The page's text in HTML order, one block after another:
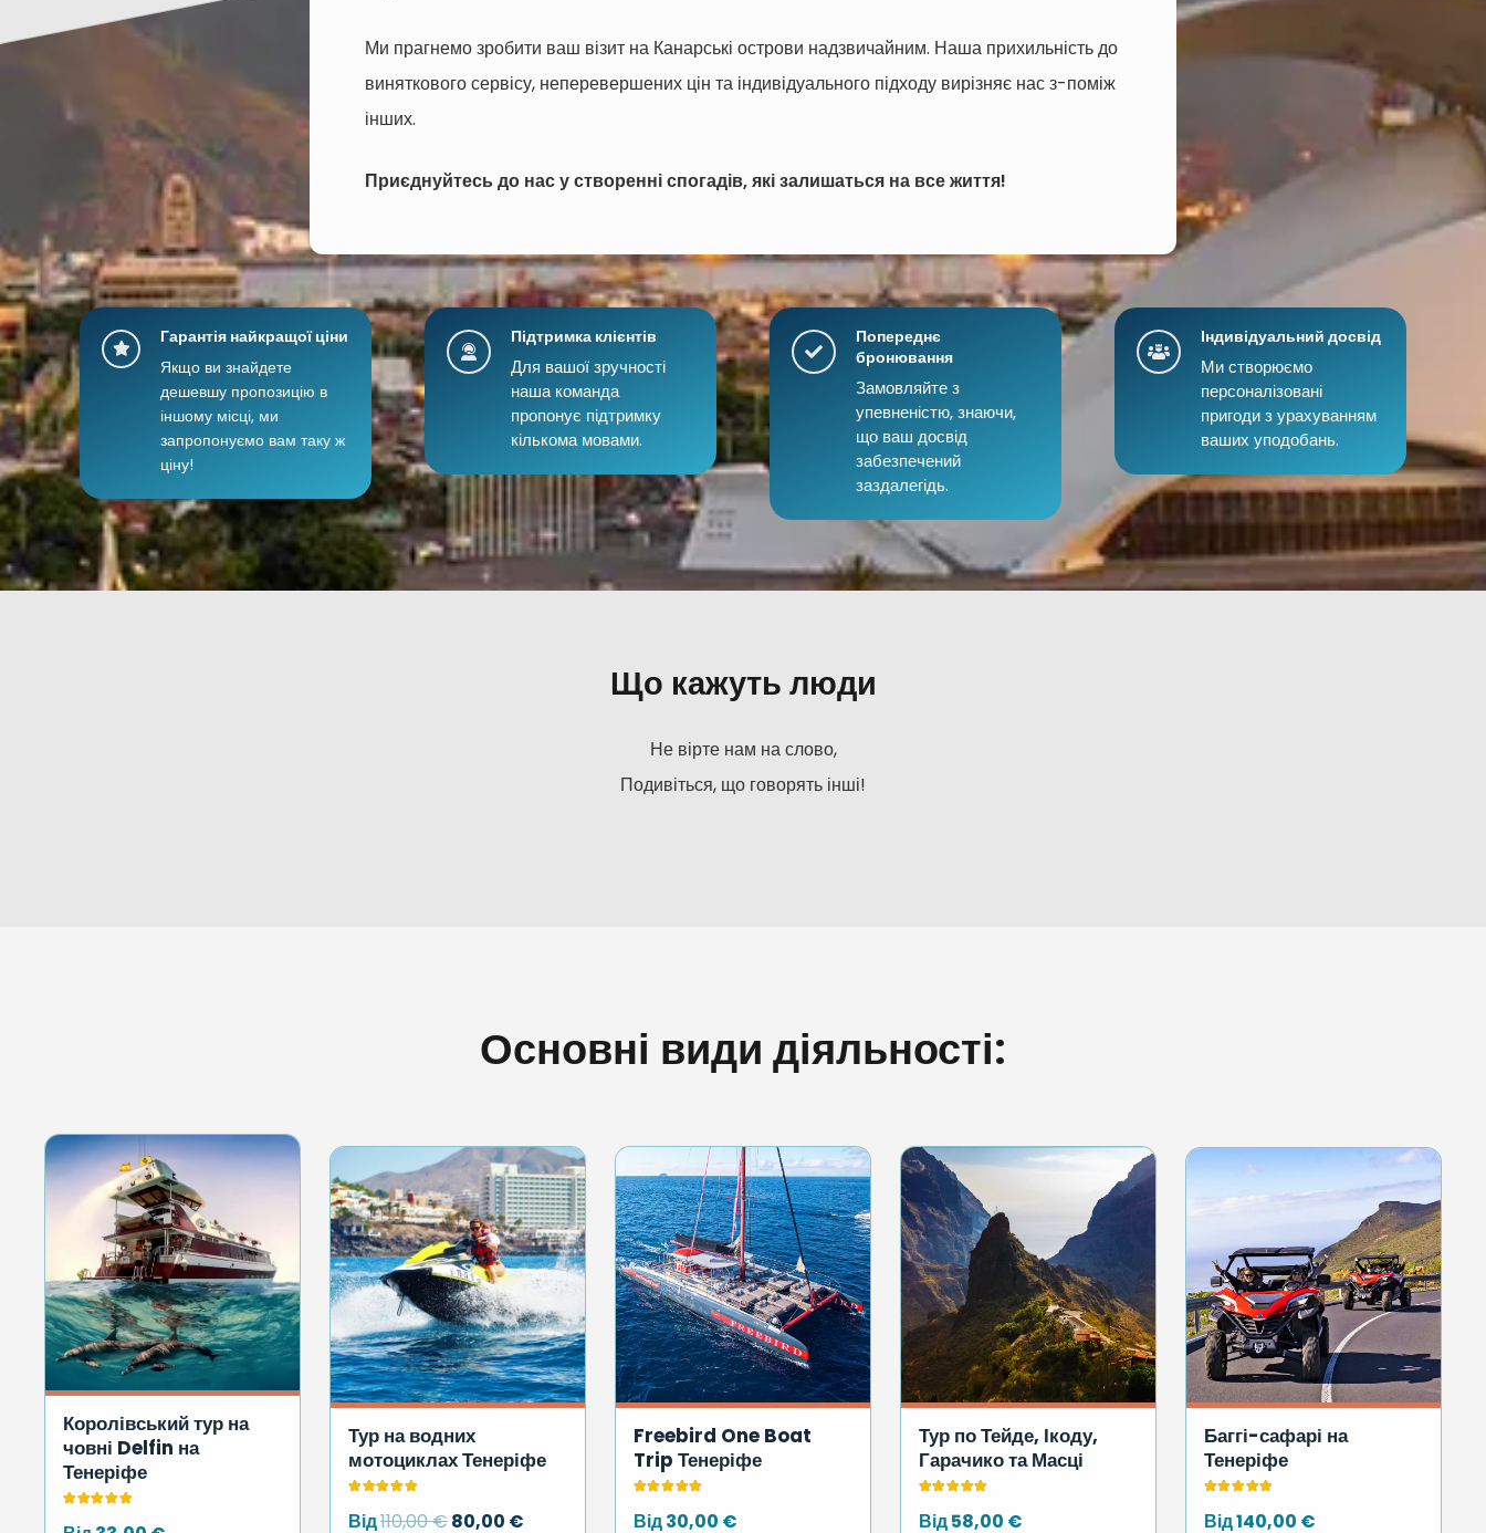
Ми прагнемо зробити ваш візит на Канарські острови надзвичайним. Наша прихильність до
виняткового сервісу, неперевершених цін та індивідуального підходу вирізняє нас з-поміж
інших.
Приєднуйтесь до нас у створенні спогадів, які залишаться на все життя!
Гарантія найкращої ціни
Якщо ви знайдете
дешевшу пропозицію в
іншому місці, ми
запропонуємо вам таку ж
ціну!
Підтримка клієнтів
Для вашої зручності
наша команда
пропонує підтримку
кількома мовами.
Попереднє
бронювання
Замовляйте з
упевненістю, знаючи,
що ваш досвід
забезпечений
заздалегідь.
Індивідуальний досвід
Ми створюємо
персоналізовані
пригоди з урахуванням
ваших уподобань.
Що кажуть люди
Не вірте нам на слово,
Подивіться, що говорять інші!
Основні види діяльності:
Королівський тур на
човні Delfin на
Тенеріфе
Тур на водних
мотоциклах Тенеріфе
Від110,00€Оригінальна
80,00 €Поточна
Freebird One Boat
Trip Тенеріфе
Від30,00 €
Тур по Тейде, Ікоду,
Гарачико та Масці
Від58,00 €
Баггі-сафарі на
Тенеріфе
Від140,00 €